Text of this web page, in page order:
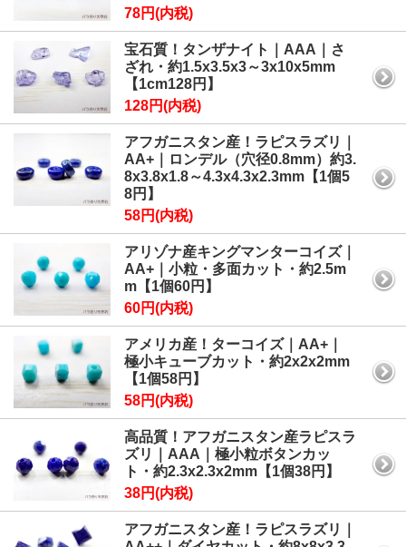
78円(内税)
宝石質！タンザナイト｜AAA｜さ
ざれ・約1.5x3.5x3～3x10x5mm
【1cm128円】
128円(内税)
アフガニスタン産！ラピスラズリ｜
AA+｜ロンデル（穴径0.8mm）約3.
8x3.8x1.8～4.3x4.3x2.3mm【1個5
8円】
58円(内税)
アリゾナ産キングマンターコイズ｜
AA+｜小粒・多面カット・約2.5m
m【1個60円】
60円(内税)
アメリカ産！ターコイズ｜AA+｜
極小キューブカット・約2x2x2mm
【1個58円】
58円(内税)
高品質！アフガニスタン産ラピスラ
ズリ｜AAA｜極小粒ボタンカッ
ト・約2.3x2.3x2mm【1個38円】
38円(内税)
アフガニスタン産！ラピスラズリ｜